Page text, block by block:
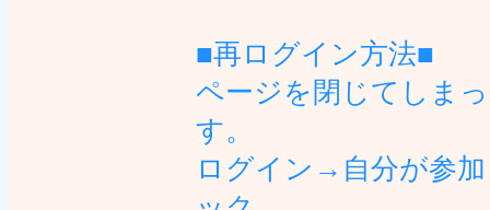
■再ログイン方法■
ページを閉じてしま
す。
ログイン→自分が参